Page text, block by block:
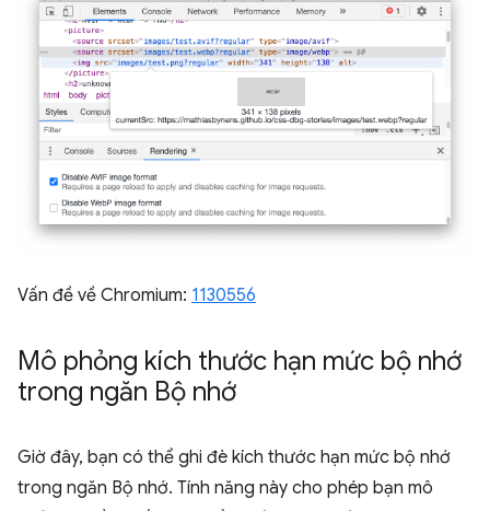
Vấn đề về Chromium: 1130556
Mô phỏng kích thước hạn mức bộ nhớ
trong ngăn Bộ nhớ
Giờ đây, bạn có thể ghi đè kích thước hạn mức bộ nhớ
trong ngăn Bộ nhớ. Tính năng này cho phép bạn mô